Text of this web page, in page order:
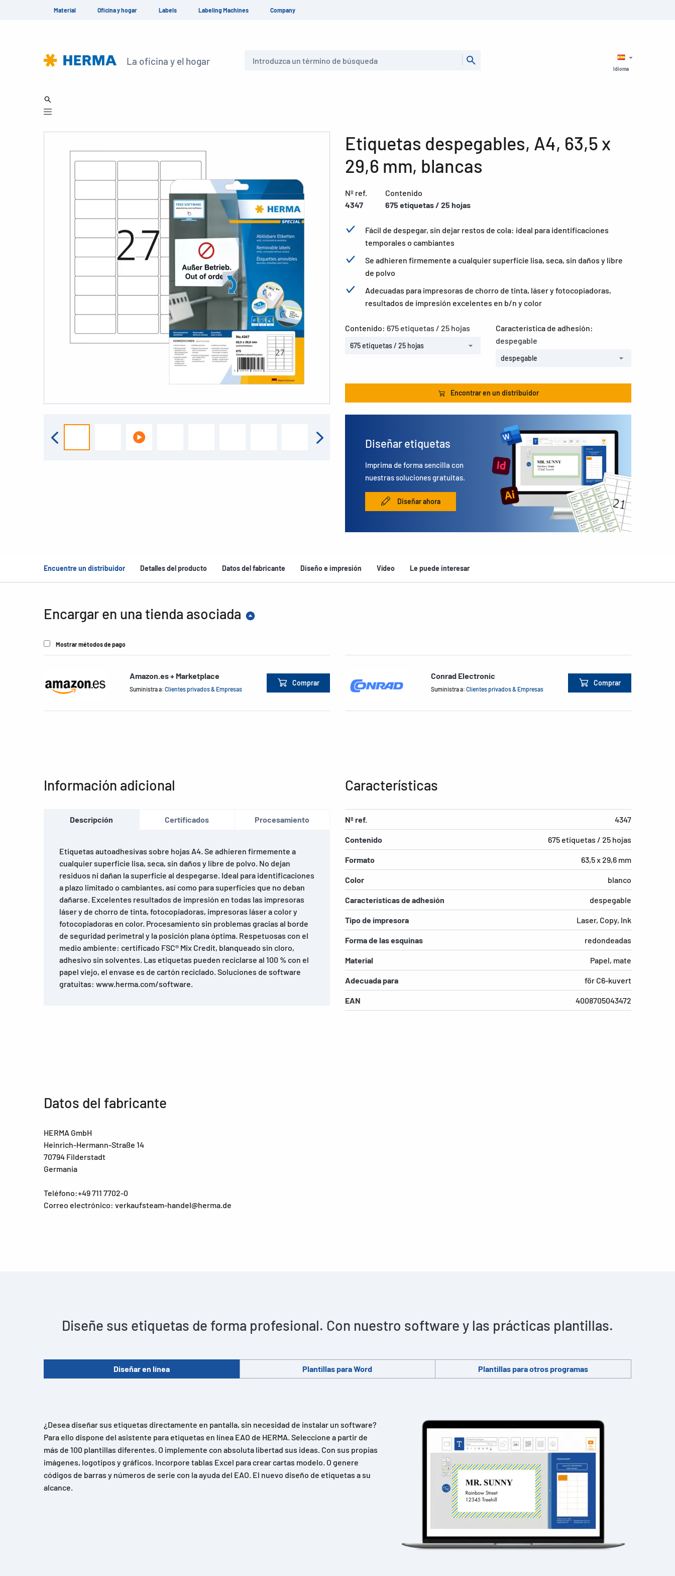
Material Oficina y hogar Labels Labeling Machines Company
La oficina y el hogar
Idioma
Etiquetas despegables, A4, 63,5 x
29,6 mm, blancas
Nº ref.
4347
Contenido
675 etiquetas / 25 hojas
Fácil de despegar, sin dejar restos de cola: ideal para identificaciones
temporales o cambiantes
Se adhieren firmemente a cualquier superficie lisa, seca, sin daños y libre
de polvo
Adecuadas para impresoras de chorro de tinta, láser y fotocopiadoras,
resultados de impresión excelentes en b/n y color
Contenido: 675 etiquetas / 25 hojas
675 etiquetas / 25 hojas
Característica de adhesión:
despegable
despegable
Encontrar en un distribuidor
Diseñar etiquetas
Imprima de forma sencilla con
nuestras soluciones gratuitas.
Diseñar ahora
Encuentre un distribuidor Detalles del producto Datos del fabricante Diseño e impresión Vídeo Le puede interesar
Encargar en una tienda asociada
Mostrar métodos de pago
Amazon.es + Marketplace
Suministra a: Clientes privados & Empresas
Comprar
Conrad Electronic
Suministra a: Clientes privados & Empresas
Comprar
Información adicional
Descripción Certificados Procesamiento
Etiquetas autoadhesivas sobre hojas A4. Se adhieren firmemente a
cualquier superficie lisa, seca, sin daños y libre de polvo. No dejan
residuos ni dañan la superficie al despegarse. Ideal para identificaciones
a plazo limitado o cambiantes, así como para superficies que no deban
dañarse. Excelentes resultados de impresión en todas las impresoras
láser y de chorro de tinta, fotocopiadoras, impresoras láser a color y
fotocopiadoras en color. Procesamiento sin problemas gracias al borde
de seguridad perimetral y la posición plana óptima. Respetuosas con el
medio ambiente: certificado FSC® Mix Credit, blanqueado sin cloro,
adhesivo sin solventes. Las etiquetas pueden reciclarse al 100 % con el
papel viejo, el envase es de cartón reciclado. Soluciones de software
gratuitas: www.herma.com/software.
Características
Nº ref. 4347
Contenido 675 etiquetas / 25 hojas
Formato 63,5 x 29,6 mm
Color blanco
Características de adhesión despegable
Tipo de impresora Laser, Copy, Ink
Forma de las esquinas redondeadas
Material Papel, mate
Adecuada para för C6-kuvert
EAN 4008705043472
Datos del fabricante
HERMA GmbH
Heinrich-Hermann-Straße 14
70794 Filderstadt
Germania
Teléfono:+49 711 7702-0
Correo electrónico: verkaufsteam-handel@herma.de
Diseñe sus etiquetas de forma profesional. Con nuestro software y las prácticas plantillas.
Diseñar en línea Plantillas para Word Plantillas para otros programas
¿Desea diseñar sus etiquetas directamente en pantalla, sin necesidad de instalar un software?
Para ello dispone del asistente para etiquetas en línea EAO de HERMA. Seleccione a partir de
más de 100 plantillas diferentes. O implemente con absoluta libertad sus ideas. Con sus propias
imágenes, logotipos y gráficos. Incorpore tablas Excel para crear cartas modelo. O genere
códigos de barras y números de serie con la ayuda del EAO. El nuevo diseño de etiquetas a su
alcance.